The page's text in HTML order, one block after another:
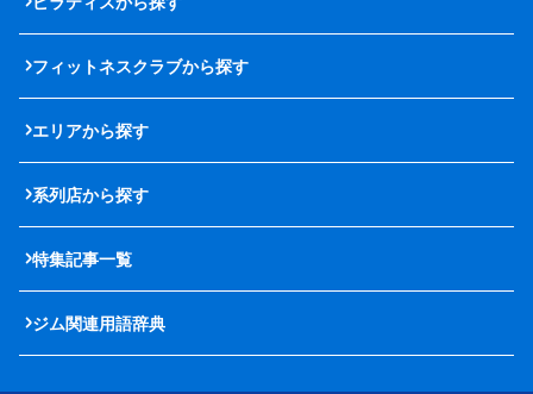
フィットネスクラブから探す
エリアから探す
系列店から探す
特集記事一覧
ジム関連用語辞典